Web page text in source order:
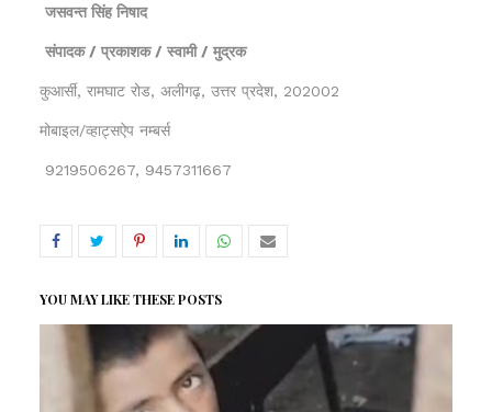
जसवन्त सिंह निषाद
संपादक / प्रकाशक / स्वामी / मुद्रक
कुआर्सी, रामघाट रोड, अलीगढ़, उत्तर प्रदेश, 202002
मोबाइल/व्हाट्सऐप नम्बर्स
9219506267, 9457311667
YOU MAY LIKE THESE POSTS